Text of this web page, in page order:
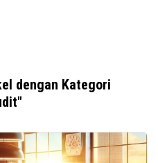
dengan Kategori